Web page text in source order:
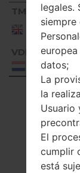
Región
TMU
United
Kingdom
VDN
legales.
datos;
La
la
Usuario
El
cumplir
está